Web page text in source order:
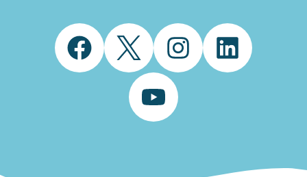
FacebookTwitter InstagramLinkedIn
YouTube